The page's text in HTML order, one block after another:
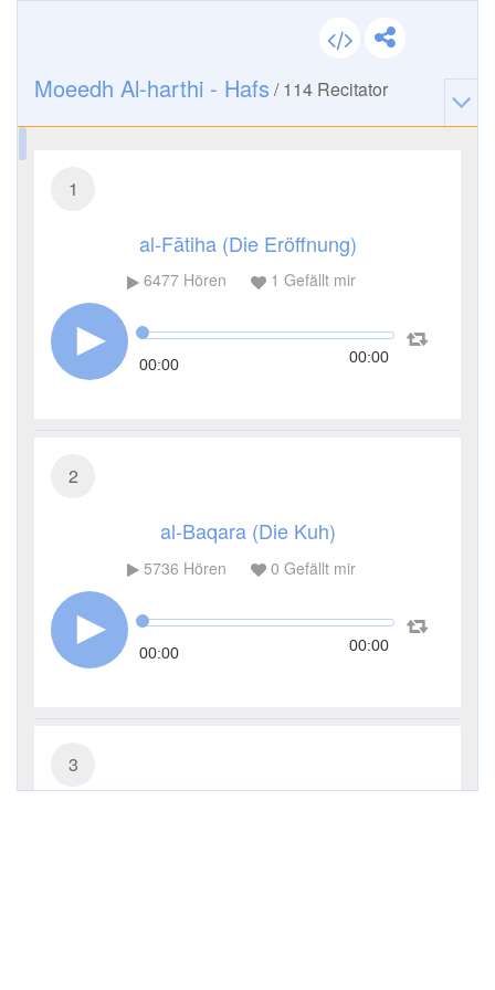
Moeedh Al-harthi - Hafs /114 Recitator
1
al-Fātiha (Die Eröffnung)
6477Hören 1 Gefällt mir
00:00 00:00
2
al-Baqara (Die Kuh)
5736 Hören 0 Gefällt mir
00:00 00:00
3